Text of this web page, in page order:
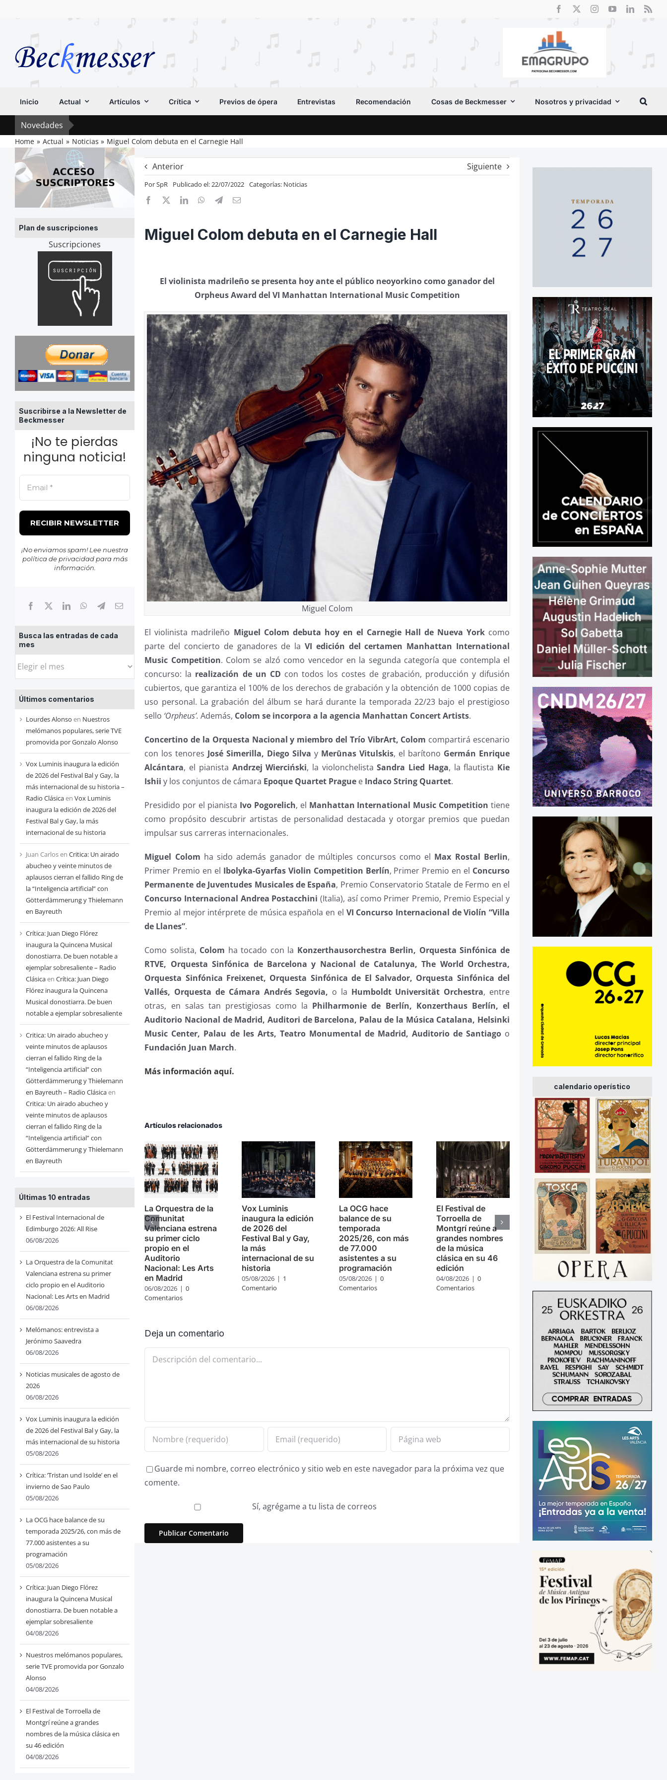
Inicio Actual Artículos Crítica Previos de ópera Entrevistas Recomendación Cosas de Beckmesser Nosotros y privacidad
Novedades
Home Actual Noticias Miguel Colom debuta en el Carnegie Hall
Plan de suscripciones
Suscripciones
Suscribirse a la Newsletter de
Beckmesser
¡No te pierdas
ninguna noticia!
¡No enviamos spam! Lee nuestra
política de privacidadpara más
información.
Busca las entradas de cada
mes
Busca
entradas
de
cada
mes
Últimos comentarios
Lourdes Alonso en Nuestros
melómanos populares, serie TVE
promovida por Gonzalo Alonso
Vox Luminis inaugura la edición
de 2026 del Festival Bal y Gay, la
más internacional de su historia –
Radio Clásicaen Vox Luminis
inaugura la edición de 2026 del
Festival Bal y Gay, la más
internacional de su historia
Juan Carlosen Critica: Un airado
abucheo y veinte minutos de
aplausos cierran el fallido Ring de
la “Inteligencia artificial” con
Götterdämmerung y Thielemann
en Bayreuth
Crítica: Juan Diego Flórez
inaugura la Quincena Musical
donostiarra. De buen notable a
ejemplar sobresaliente – Radio
Clásicaen Crítica: Juan Diego
Flórez inaugura la Quincena
Musical donostiarra. De buen
notable a ejemplar sobresaliente
Critica: Un airado abucheo y
veinte minutos de aplausos
cierran el fallido Ring de la
“Inteligencia artificial” con
Götterdämmerung y Thielemann
en Bayreuth – Radio Clásicaen
Critica: Un airado abucheo y
veinte minutos de aplausos
cierran el fallido Ring de la
“Inteligencia artificial” con
Götterdämmerung y Thielemann
en Bayreuth
Últimas 10 entradas
El Festival Internacional de
Edimburgo 2026: All Rise
06/08/2026
La Orquestra de la Comunitat
Valenciana estrena su primer
ciclo propio en el Auditorio
Nacional: Les Arts en Madrid
06/08/2026
Melómanos: entrevista a
Jerónimo Saavedra
06/08/2026
Noticias musicales de agosto de
2026
06/08/2026
Vox Luminis inaugura la edición
de 2026 del Festival Bal y Gay, la
más internacional de su historia
05/08/2026
Crítica: ‘Tristan und Isolde’ en el
invierno de Sao Paulo
05/08/2026
La OCG hace balance de su
temporada 2025/26, con más de
77.000 asistentes a su
programación
05/08/2026
Crítica: Juan Diego Flórez
inaugura la Quincena Musical
donostiarra. De buen notable a
ejemplar sobresaliente
04/08/2026
Nuestros melómanos populares,
serie TVE promovida por Gonzalo
Alonso
04/08/2026
El Festival de Torroella de
Montgrí reúne a grandes
nombres de la música clásica en
su 46 edición
04/08/2026
Anterior Siguiente
PorSpR Publicado el: 22/07/2022 Categorías: Noticias
Miguel Colom debuta en el Carnegie Hall
El violinista madrileño se presenta hoy ante el público neoyorkino como ganador del
Orpheus Award del VI Manhattan International Music Competition
Miguel Colom
El violinista madrileño Miguel Colom debuta hoy en el Carnegie Hall de Nueva Yorkcomo
parte del concierto de ganadores de la VI edición del certamen Manhattan International
Music Competition. Colom se alzó como vencedor en la segunda categoría que contempla el
concurso: la realización de un CD con todos los costes de grabación, producción y difusión
cubiertos, que garantiza el 100% de los derechos de grabación y la obtención de 1000 copias de
uso personal. La grabación del álbum se hará durante la temporada 22/23 bajo el prestigioso
sello ‘Orpheus’. Además, Colom se incorpora a la agencia Manhattan Concert Artists.
Concertino de la Orquesta Nacional y miembro del Trío VibrArt, Colom compartirá escenario
con los tenoresJosé Simerilla, Diego Silva y Merūnas Vitulskis, el barítono Germán Enrique
Alcántara, el pianista Andrzej Wierciński, la violonchelistaSandra Lied Haga, la flautista Kie
Ishii y los conjuntos de cámara Epoque Quartet Prague e Indaco String Quartet.
Presidido por el pianista Ivo Pogorelich, el Manhattan International Music Competition tiene
como propósito descubrir artistas de personalidad destacada y otorgar premios que puedan
impulsar sus carreras internacionales.
Miguel Colom ha sido además ganador de múltiples concursos como el Max Rostal Berlin,
Primer Premio en el Ibolyka-Gyarfas Violin Competition Berlín, Primer Premio en el Concurso
Permanente de Juventudes Musicales de España, Premio Conservatorio Statale de Fermo en el
Concurso Internacional Andrea Postacchini (Italia), así como Primer Premio, Premio Especial y
Premio al mejor intérprete de música española en el VI Concurso Internacional de Violín “Villa
de Llanes”.
Como solista, Colom ha tocado con la Konzerthausorchestra Berlin, Orquesta Sinfónica de
RTVE, Orquesta Sinfónica de Barcelona y Nacional de Catalunya, The World Orchestra,
Orquesta Sinfónica Freixenet, Orquesta Sinfónica de El Salvador, Orquesta Sinfónica del
Vallés, Orquesta de Cámara Andrés Segovia, o la Humboldt Universität Orchestra, entre
otras, en salas tan prestigiosas como la Philharmonie de Berlín, Konzerthaus Berlín, el
Auditorio Nacional de Madrid, Auditori de Barcelona, Palau de la Música Catalana, Helsinki
Music Center, Palau de les Arts, Teatro Monumental de Madrid, Auditorio de Santiagoo
Fundación Juan March.
Más información aquí.
Artículos relacionados
La Orquestra de la
Comunitat
Valenciana estrena
su primer ciclo
propio en el
Auditorio
Nacional: Les Arts
en Madrid
06/08/2026 | 0
Comentarios
Vox Luminis
inaugura la edición
de 2026 del
Festival Bal y Gay,
la más
internacional de su
historia
05/08/2026 | 1
Comentario
La OCG hace
balance de su
temporada
2025/26, con más
de 77.000
asistentes a su
programación
05/08/2026 | 0
Comentarios
El Festival de
Torroella de
Montgrí reúne a
grandes nombres
de la música
clásica en su 46
edición
04/08/2026 | 0
Comentarios
Deja un comentario
Comentario
Guarde mi nombre, correo electrónico y sitio web en este navegador para la próxima vez que
comente.
Sí, agrégame a tu lista de correos
calendario operístico